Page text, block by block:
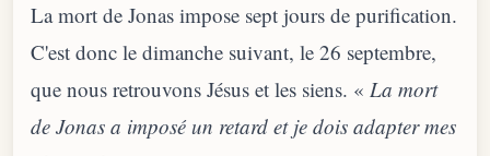
La mort de Jonas impose sept jours de purification.
C'est donc le dimanche suivant, le 26 septembre,
que nous retrouvons Jésus et les siens. « La mort
de Jonas a imposé un retard et je dois adapter mes